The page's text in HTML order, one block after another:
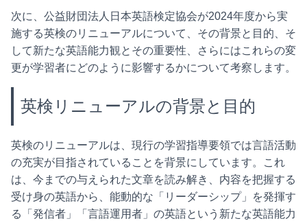
次に、公益財団法人日本英語検定協会が2024年度から実
施する英検のリニューアルについて、その背景と目的、そ
して新たな英語能力観とその重要性、さらにはこれらの変
更が学習者にどのように影響するかについて考察します。
英検リニューアルの背景と目的
英検のリニューアルは、現行の学習指導要領では言語活動
の充実が目指されていることを背景にしています。これ
は、今までの与えられた文章を読み解き、内容を把握する
受け身の英語から、能動的な「リーダーシップ」を発揮す
る「発信者」「言語運用者」の英語という新たな英語能力